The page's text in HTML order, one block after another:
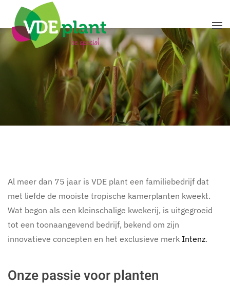
Terug naar hoofdinhoud
Al meer dan 75 jaar is VDE plant een familiebedrijf dat
met liefde de mooiste tropische kamerplanten kweekt.
Wat begon als een kleinschalige kwekerij, is uitgegroeid
tot een toonaangevend bedrijf, bekend om zijn
innovatieve concepten en het exclusieve merk Intenz.
Onze passie voor planten